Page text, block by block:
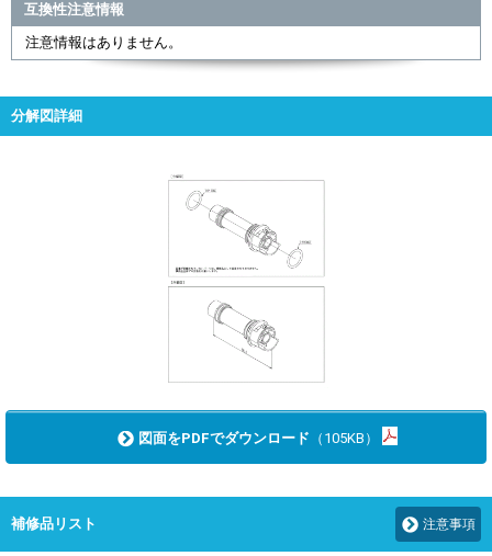
互換性注意情報
注意情報はありません。
分解図詳細
図面をPDFでダウンロード （105KB）
補修品リスト 注意事項